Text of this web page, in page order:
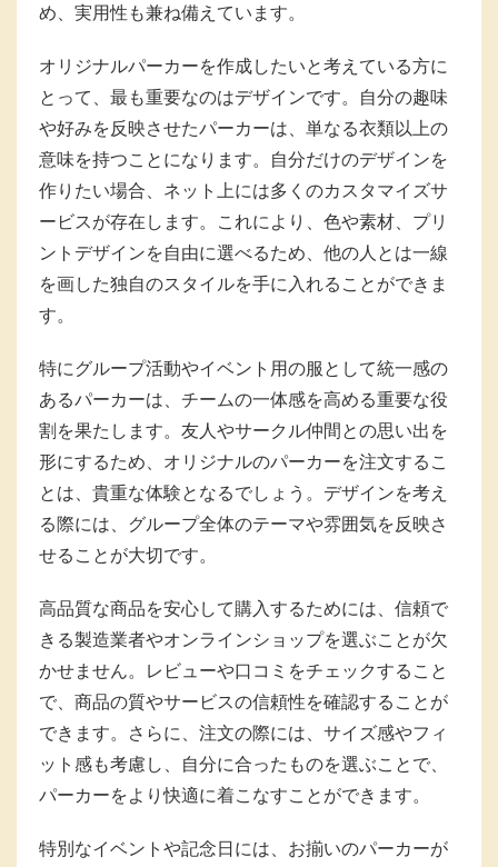
め、実用性も兼ね備えています。
オリジナルパーカーを作成したいと考えている方に
とって、最も重要なのはデザインです。自分の趣味
や好みを反映させたパーカーは、単なる衣類以上の
意味を持つことになります。自分だけのデザインを
作りたい場合、ネット上には多くのカスタマイズサ
ービスが存在します。これにより、色や素材、プリ
ントデザインを自由に選べるため、他の人とは一線
を画した独自のスタイルを手に入れることができま
す。
特にグループ活動やイベント用の服として統一感の
あるパーカーは、チームの一体感を高める重要な役
割を果たします。友人やサークル仲間との思い出を
形にするため、オリジナルのパーカーを注文するこ
とは、貴重な体験となるでしょう。デザインを考え
る際には、グループ全体のテーマや雰囲気を反映さ
せることが大切です。
高品質な商品を安心して購入するためには、信頼で
きる製造業者やオンラインショップを選ぶことが欠
かせません。レビューや口コミをチェックすること
で、商品の質やサービスの信頼性を確認することが
できます。さらに、注文の際には、サイズ感やフィ
ット感も考慮し、自分に合ったものを選ぶことで、
パーカーをより快適に着こなすことができます。
特別なイベントや記念日には、お揃いのパーカーが